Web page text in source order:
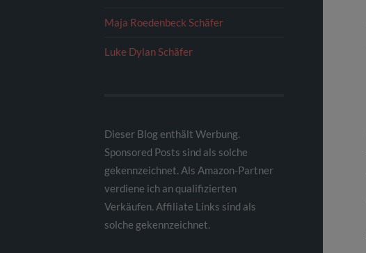
Maja Roedenbeck Schäfer
Luke Dylan Schäfer
Dieser Blog enthält Werbung.
Sponsored Posts sind als solche
gekennzeichnet. Als Amazon-Partner
verdiene ich an qualifizierten
Verkäufen. Affiliate Links sind als
solche gekennzeichnet.